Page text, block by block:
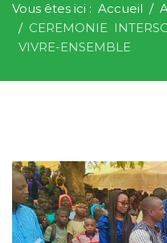
Vous êtes ici : Accueil
CEREMONIE
VIVRE-ENSEMBLE